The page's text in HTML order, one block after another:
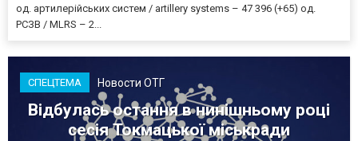
од. артилерійських систем / artillery systems – 47 396 (+65) од.
РСЗВ / MLRS – 2...
СПЕЦТЕМА Новости ОТГ
Відбулась остання в нинішньому році
сесія Токмацької міськради